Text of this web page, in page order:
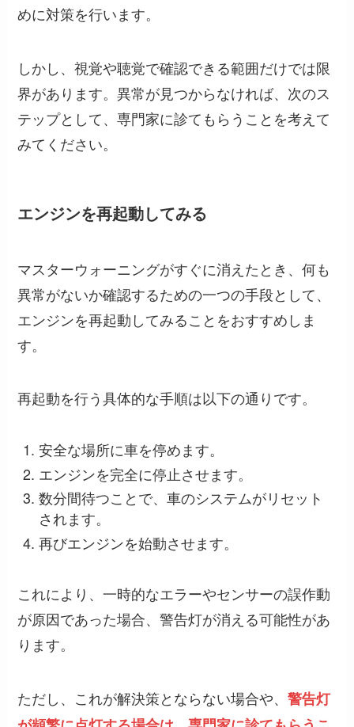
めに対策を行います。
しかし、視覚や聴覚で確認できる範囲だけでは限
界があります。異常が見つからなければ、次のス
テップとして、専門家に診てもらうことを考えて
みてください。
エンジンを再起動してみる
マスターウォーニングがすぐに消えたとき、何も
異常がないか確認するための一つの手段として、
エンジンを再起動してみることをおすすめしま
す。
再起動を行う具体的な手順は以下の通りです。
安全な場所に車を停めます。
エンジンを完全に停止させます。
数分間待つことで、車のシステムがリセット
されます。
再びエンジンを始動させます。
これにより、一時的なエラーやセンサーの誤作動
が原因であった場合、警告灯が消える可能性があ
ります。
ただし、これが解決策とならない場合や、警告灯